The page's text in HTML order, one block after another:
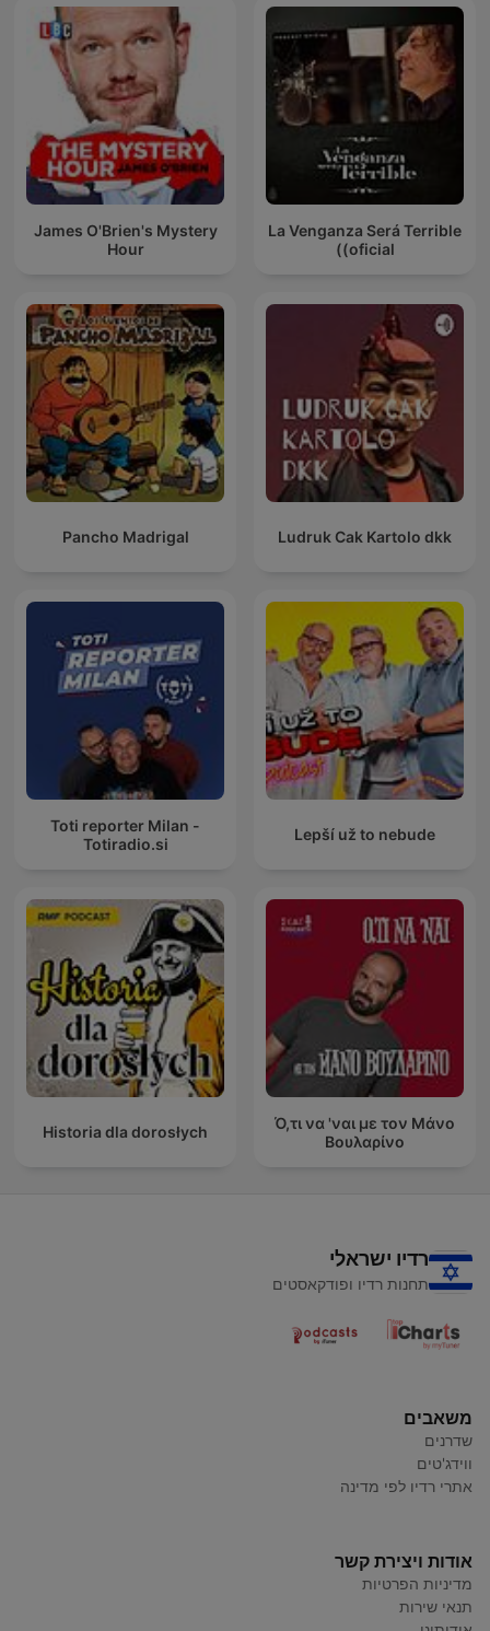
La Venganza Será Terrible
(oficial)
James O'Brien's Mystery
Hour
Ludruk Cak Kartolo dkk
Pancho Madrigal
Lepší už to nebude
Toti reporter Milan -
Totiradio.si
Ό,τι να 'ναι με τον Μάνο
Βουλαρίνο
Historia dla dorosłych
רדיו ישראלי
תחנות רדיו ופודקאסטים
משאבים
שדרנים
ווידג'טים
אתרי רדיו לפי מדינה
אודות ויצירת קשר
מדיניות הפרטיות
תנאי שירות